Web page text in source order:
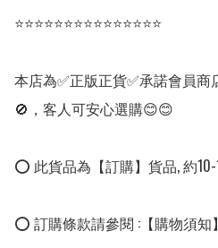
⭐⭐⭐⭐⭐⭐⭐⭐⭐⭐⭐⭐⭐⭐⭐
本店為✅正版正貨✅承諾會員
🚫，客人可安心選購😊😊
⭕ 此貨品為【訂購】貨品, 約10-
⭕ 訂購條款請參閱 :【購物須知